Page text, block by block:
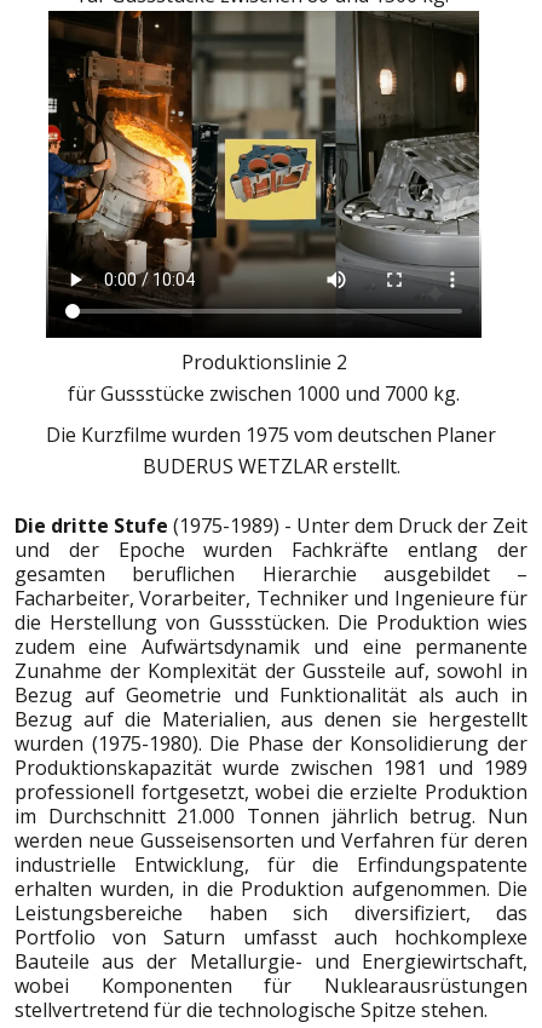
Produktionslinie 2
für Gussstücke zwischen 1000 und 7000 kg.
Die Kurzfilme wurden 1975 vom deutschen Planer
BUDERUS WETZLAR erstellt.
Die dritte Stufe (1975-1989) - Unter dem Druck der Zeit
und der Epoche wurden Fachkräfte entlang der
gesamten beruflichen Hierarchie ausgebildet –
Facharbeiter, Vorarbeiter, Techniker und Ingenieure für
die Herstellung von Gussstücken. Die Produktion wies
zudem eine Aufwärtsdynamik und eine permanente
Zunahme der Komplexität der Gussteile auf, sowohl in
Bezug auf Geometrie und Funktionalität als auch in
Bezug auf die Materialien, aus denen sie hergestellt
wurden (1975-1980). Die Phase der Konsolidierung der
Produktionskapazität wurde zwischen 1981 und 1989
professionell fortgesetzt, wobei die erzielte Produktion
im Durchschnitt 21.000 Tonnen jährlich betrug. Nun
werden neue Gusseisensorten und Verfahren für deren
industrielle Entwicklung, für die Erfindungspatente
erhalten wurden, in die Produktion aufgenommen. Die
Leistungsbereiche haben sich diversifiziert, das
Portfolio von Saturn umfasst auch hochkomplexe
Bauteile aus der Metallurgie- und Energiewirtschaft,
wobei Komponenten für Nuklearausrüstungen
stellvertretend für die technologische Spitze stehen.